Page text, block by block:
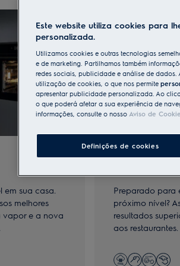
em sua casa.
melhores
vapor e a nova
Série 800
Preparado para
próximo nível?
resultados
aos restaurantes.
Este website utiliza cookies para
personalizada.
Utilizamos cookies e outras tecnologias
e de marketing. Partilhamos também
redes sociais, publicidade e análise de
utilização de cookies, o que nos permite
apresentar publicidade personalizada. Ao
o que poderá afetar a sua experiência de
informações, consulte o nosso Aviso de
Definições de cookies